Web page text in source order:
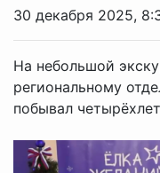
30 декабря 2025,
На небольшой
региональному
побывал